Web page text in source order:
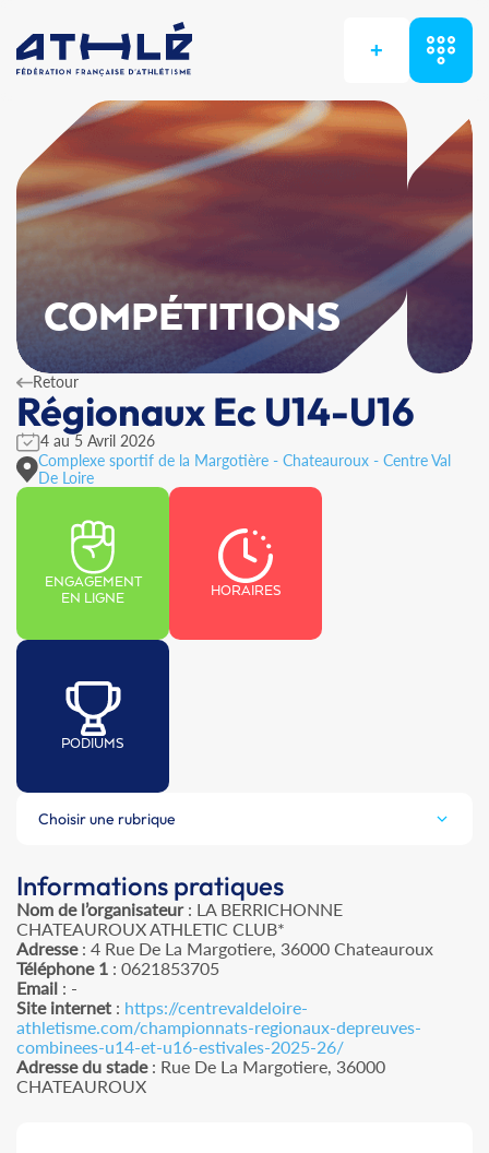
+
COMPÉTITIONS
Retour
Régionaux Ec U14-U16
4 au 5 Avril 2026
Complexe sportif de la Margotière - Chateauroux - Centre Val
De Loire
ENGAGEMENT
EN LIGNE
HORAIRES
PODIUMS
Choisir une rubrique
Informations pratiques
Nom de l’organisateur: LA BERRICHONNE
CHATEAUROUX ATHLETIC CLUB*
Adresse: 4 Rue De La Margotiere, 36000 Chateauroux
Téléphone 1 : 0621853705
Email : -
Site internet : https://centrevaldeloire-
athletisme.com/championnats-regionaux-depreuves-
combinees-u14-et-u16-estivales-2025-26/
Adresse du stade: Rue De La Margotiere, 36000
CHATEAUROUX